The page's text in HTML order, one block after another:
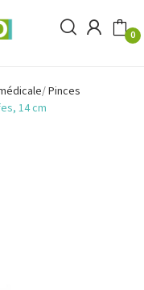
0
Pinces
14 cm